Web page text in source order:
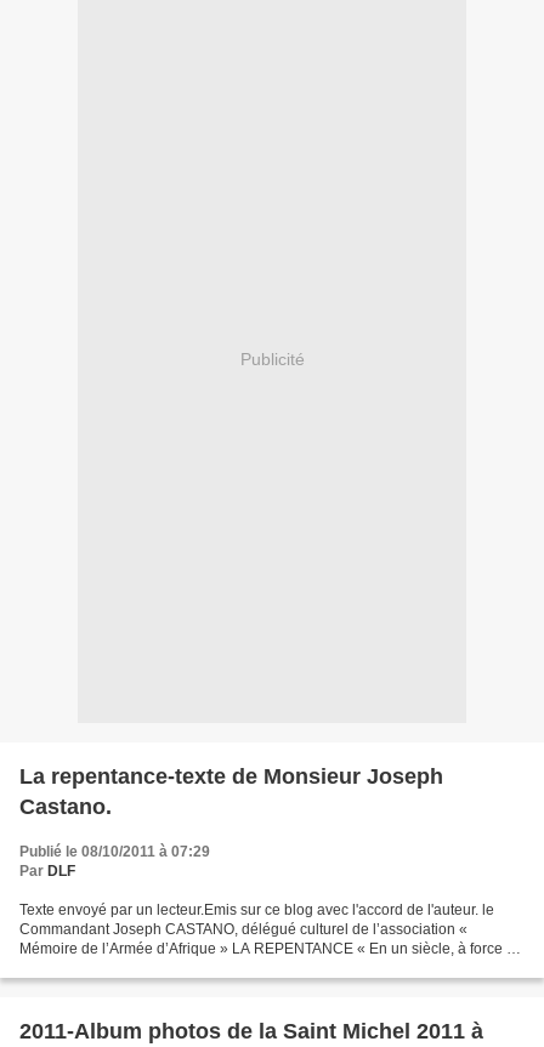
Publicité
La repentance-texte de Monsieur Joseph
Castano.
Publié le 08/10/2011 à 07:29
Par DLF
Texte envoyé par un lecteur.Emis sur ce blog avec l'accord de l'auteur. le
Commandant Joseph CASTANO, délégué culturel de l’association «
Mémoire de l’Armée d’Afrique » LA REPENTANCE « En un siècle, à force de
2011-Album photos de la Saint Michel 2011 à